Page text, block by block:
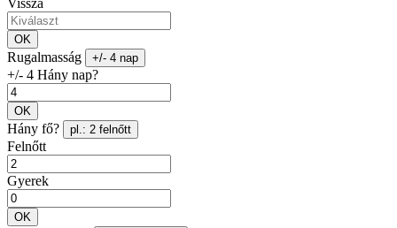
Vissza
OK
Rugalmasság +/- 4 nap
+/- 4 Hány nap?
OK
Hány fő? pl.: 2 felnőtt
Felnőtt
Gyerek
OK